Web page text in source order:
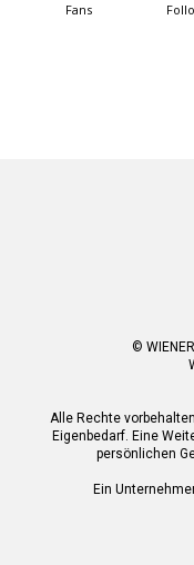
Fans
©
Alle Rechte
Eigenbedarf. Eine
persönlichen
Ein